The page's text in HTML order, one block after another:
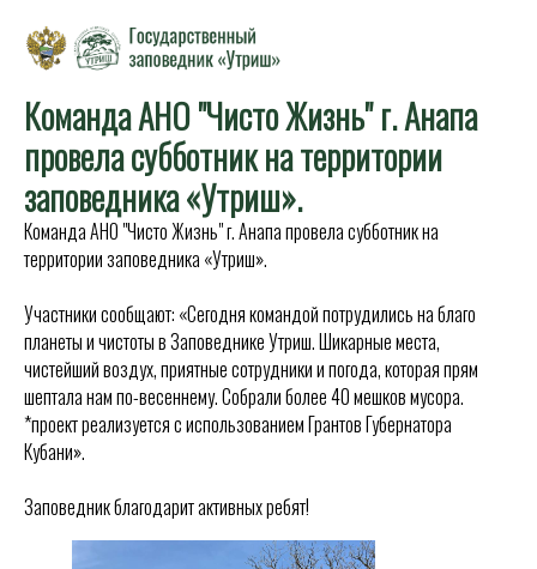
Команда АНО "Чисто Жизнь" г. Анапа
провела субботник на территории
заповедника «Утриш».
Команда АНО "Чисто Жизнь" г. Анапа провела субботник на
территории заповедника «Утриш».
Участники сообщают: «Сегодня командой потрудились на благо
планеты и чистоты в Заповеднике Утриш. Шикарные места,
чистейший воздух, приятные сотрудники и погода, которая прям
шептала нам по-весеннему. Собрали более 40 мешков мусора.
*проект реализуется с использованием Грантов Губернатора
Кубани».
Заповедник благодарит активных ребят!